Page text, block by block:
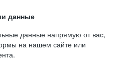
данные
данные напрямую от вас,
на нашем сайте или